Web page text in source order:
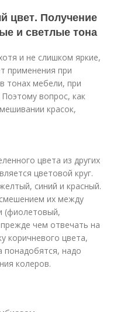
цвет. Получение
и светлые тона
и не слишком яркие,
применения при
тонах мебели, при
вопрос, как
красок,
цвета из других
цветовой круг.
синий и красный.
их между
(фиолетовый,
чем отвечать на
коричневого цвета,
понадобятся, надо
колеров.